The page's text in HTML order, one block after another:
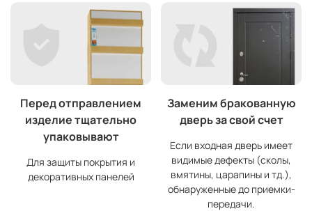
Перед отправлением
изделие тщательно
упаковывают
Для защиты покрытия и
декоративных панелей
Заменим бракованную
дверь за свой счет
Если входная дверь имеет
видимые дефекты (сколы,
вмятины, царапины и тд.),
обнаруженные до приемки-
передачи.